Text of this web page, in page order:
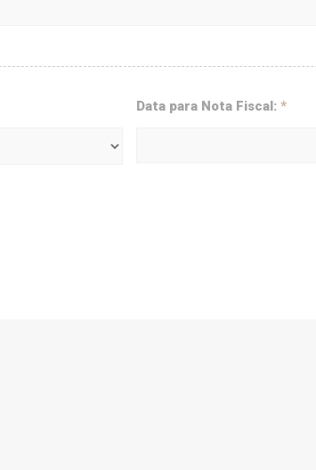
Data para Nota Fiscal: *